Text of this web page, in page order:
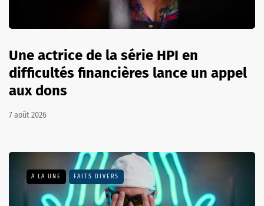
Une actrice de la série HPI en
difficultés financières lance un appel
aux dons
7 août 2026
A LA UNE FAITS DIVERS